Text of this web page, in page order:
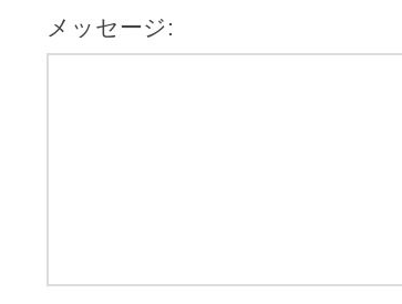
メッセージ: